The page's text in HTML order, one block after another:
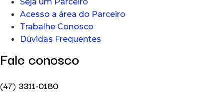
Acesso a área do Parceiro
Trabalhe Conosco
Dúvidas Frequentes
Fale conosco
(47) 3311-0180